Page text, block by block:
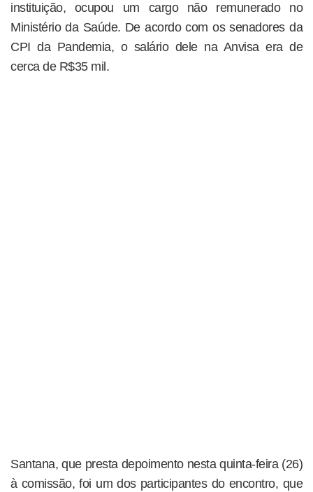
instituição, ocupou um cargo não remunerado no
Ministério da Saúde. De acordo com os senadores da
CPI da Pandemia, o salário dele na Anvisa era de
cerca de R$35 mil.
Santana, que presta depoimento nesta quinta-feira (26)
à comissão, foi um dos participantes do encontro, que